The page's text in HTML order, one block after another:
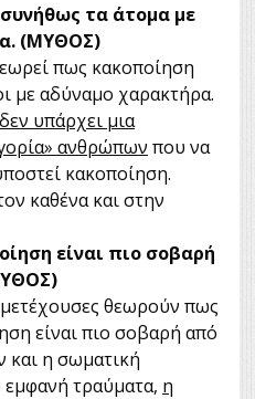
τα άτομα με
(ΜΥΘΟΣ)
πως κακοποίηση
με αδύναμο χαρακτήρα.
δεν υπάρχει μια
ανθρώπων που να
κακοποίηση.
καθένα και στην
είναι πιο σοβαρή
θεωρούν πως
είναι πιο σοβαρή από
και η σωματική
εμφανή τραύματα, η